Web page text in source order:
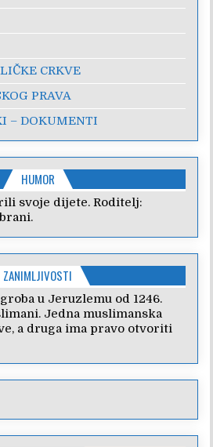
CRKVE
PRAVA
– DOKUMENTI
HUMOR
svoje dijete. Roditelj:
ZANIMLJIVOSTI
u Jeruzlemu od 1246.
Jedna muslimanska
a druga ima pravo otvoriti